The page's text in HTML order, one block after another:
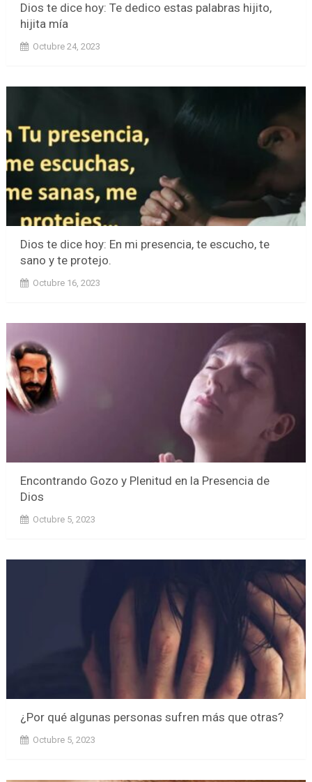
Dios te dice hoy: Te dedico estas palabras hijito,
hijita mía
Octubre 24, 2023
Dios te dice hoy: En mi presencia, te escucho, te
sano y te protejo.
Octubre 16, 2023
Encontrando Gozo y Plenitud en la Presencia de
Dios
Octubre 5, 2023
¿Por qué algunas personas sufren más que otras?
Octubre 5, 2023